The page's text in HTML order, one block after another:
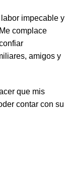
impecable y
complace
amigos y
que mis
contar con su